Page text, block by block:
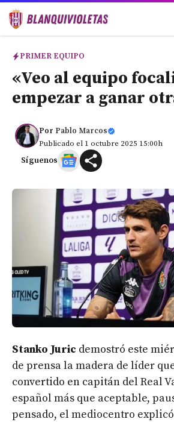
Saltar
PRIMER EQUIPO
«Veo al equipo
empezar a ganar
Por Pablo Marcos
Publicado el 1 octubre 2025 15:00h
Síguenos
Stanko Juric demostró este
de prensa la madera de líder
convertido en capitán del Real
español más que aceptable,
pensado, el mediocentro